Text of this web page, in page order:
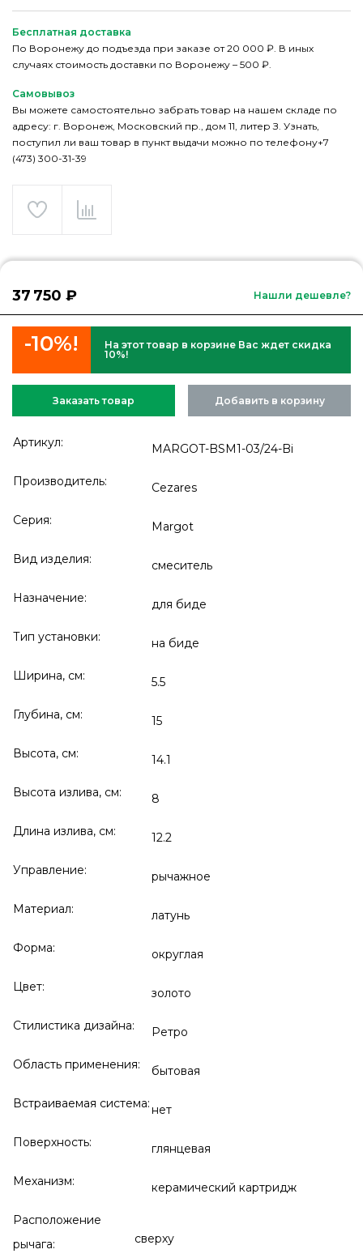
Бесплатная доставка
По Воронежу до подъезда при заказе от 20 000 ₽. В иных
случаях стоимость доставки по Воронежу – 500 ₽.
Самовывоз
Вы можете самостоятельно забрать товар на нашем складе по
адресу: г. Воронеж, Московский пр., дом 11, литер З. Узнать,
поступил ли ваш товар в пункт выдачи можно по телефону+7
(473) 300-31-39
37 750 ₽ Нашли дешевле?
-10%!
На этот товар в корзине Вас ждет скидка
10%!
Заказать товар Добавить в корзину
Артикул: MARGOT-BSM1-03/24-Bi
Производитель: Cezares
Серия: Margot
Вид изделия: смеситель
Назначение: для биде
Тип установки: на биде
Ширина, см: 5.5
Глубина, см: 15
Высота, см: 14.1
Высота излива, см: 8
Длина излива, см: 12.2
Управление: рычажное
Материал: латунь
Форма: округлая
Цвет: золото
Стилистика дизайна: Ретро
Область применения: бытовая
Встраиваемая система:нет
Поверхность: глянцевая
Механизм: керамический картридж
Расположение
рычага:
сверху